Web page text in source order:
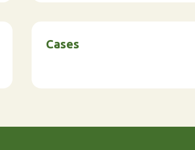
Cases